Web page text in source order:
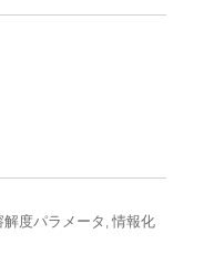
度パラメータ ,情報化